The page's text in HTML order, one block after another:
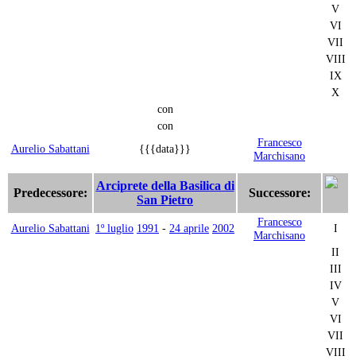
V
VI
VII
VIII
IX
X
con
con
Aurelio Sabattani
{{{data}}}
Francesco
Marchisano
Predecessore:
Arciprete della Basilica di
San Pietro
Successore:
Aurelio Sabattani 1º luglio 1991 - 24 aprile 2002
Francesco
Marchisano
I
II
III
IV
V
VI
VII
VIII